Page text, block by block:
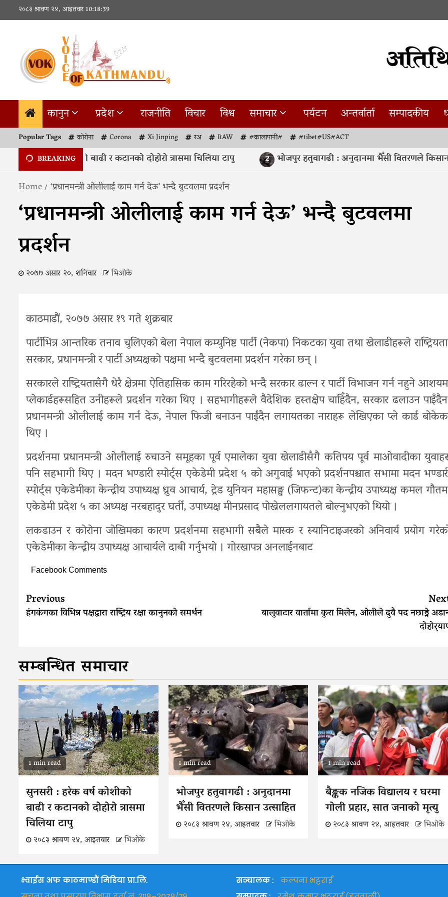
२०८३ श्रावण २४, आइतवार10:18:39
कानुन प्रदेश राजनीति विचार विश्व समाचार पर्यटन अन्तर्वार्ता सम्पादकीय
Popular Tags कोरोना Corona Xi Jinping रअ RAW #कालापानी#
#tibet#US#ACT
BREAKING
: हरेक वर्ष कोशीको बाढी र कटानको दोहोरो त्रासमा चिलिया टापु भोजपुर हतुवागढी : अनुदानमा भैँसी वितरणले किसान
Home ‘प्रधानमन्त्री ओलीलाई काम गर्न देऊ’ भन्दै बुटवलमा प्रदर्शन
‘प्रधानमन्त्री ओलीलाई काम गर्न देऊ’ भन्दै बुटवलमा
प्रदर्शन
२०७७ असार २०, शनिवार भिओके
काठमाडौं, २०७७ असार १९ गते शुक्रबार
पार्टीभित्र आन्तरिक तनाव चुलिएको बेला नेपाल कम्युनिष्ट पार्टी (नेकपा) निकटका युवा तथा खेलाडीहरूले
सरकार, प्रधानमन्त्री र पार्टी अध्यक्षको पक्षमा भन्दै बुटवलमा प्रदर्शन गरेका छन् ।
सरकारले राष्ट्रियतासँगै धेरै क्षेत्रमा ऐतिहासिक काम गरिरहेको भन्दै सरकार ढाल्न र पार्टी विभाजन गर्न नहुने
प्लेकार्डहरूसहित उनीहरूले प्रदर्शन गरेका थिए । सहभागीहरूले वैदेशिक हस्तक्षेप चाहिँदैन, सरकार ढलाउन
प्रधानमन्त्री ओलीलाई काम गर्न देऊ, नेपाल फिजी बनाउन पाईंदैन लगायतका नाराहरू लेखिएका प्ले कार्ड
थिए ।
प्रदर्शनमा प्रधानमन्त्री ओलीलाई रुचाउने समूहका पूर्व एमालेका युवा खेलाडीसँगै कतिपय पूर्व माओवादीका
पनि सहभागी थिए । मदन भण्डारी स्पोर्ट्स एकेडेमी प्रदेश ५ को अगुवाई भएको प्रदर्शनपश्चात सभामा मदन
स्पोर्ट्स एकेडेमीका केन्द्रीय उपाध्यक्ष ध्रुव आचार्य, ट्रेड युनियन महासङ्घ (जिफन्ट)का केन्द्रीय उपाध्यक्ष कमल
एकेडेमी प्रदेश ५ का अध्यक्ष नरबहादुर घर्ती, उपाध्यक्ष मीनप्रसाद पोख्रेललगायतले बोल्नुभएको थियो ।
लकडाउन र कोरोना जोखिमका कारण प्रदर्शनमा सहभागी सबैले मास्क र स्यानिटाइजरको अनिवार्य प्रयोग
एकेडेमीका केन्द्रीय उपाध्यक्ष आचार्यले दाबी गर्नुभयो । गोरखापत्र अनलाईनबाट
Facebook Comments
Continue
Reading
Previous
हंगकंगका विभिन्न पक्षद्वारा राष्ट्रिय रक्षा कानुनको समर्थन बालुवाटार वार्तामा कुरा मिलेन, ओलीले दुवै पद नछाड्ने
सम्बन्धित समाचार
1 min read
सुनसरी : हरेक वर्ष कोशीको
बाढी र कटानको दोहोरो त्रासमा
चिलिया टापु
२०८३ श्रावण २४, आइतवार भिओके
1 min read
भोजपुर हतुवागढी : अनुदानमा
भैँसी वितरणले किसान उत्साहित
२०८३ श्रावण २४, आइतवार भिओके
1 min read
बैङ्कक नजिक विद्यालय र घरमा
गोली प्रहार, सात जनाको मृत्यु
२०८३ श्रावण २४, आइतवार भिओके
भ्वाईस अफ काठमाण्डौं मिडिया प्रा.लि.
सञ्चालक :
कल्पना भट्टराई